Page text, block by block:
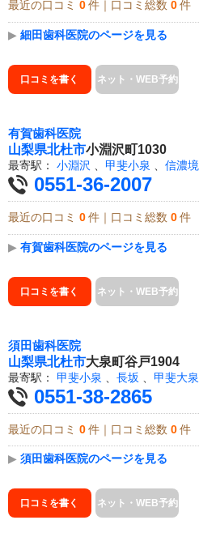
最近の口コミ 0 件｜口コミ総数 0 件
▶ 細田歯科医院のページを見る
口コミを書く ネット・WEB予約
有賀歯科医院
山梨県北杜市小淵沢町1030
最寄駅： 小淵沢 甲斐小泉 信濃境
0551-36-2007
最近の口コミ 0 件｜口コミ総数 0 件
▶ 有賀歯科医院のページを見る
口コミを書く ネット・WEB予約
須田歯科医院
山梨県北杜市大泉町谷戸1904
最寄駅： 甲斐小泉 長坂 甲斐大泉
0551-38-2865
最近の口コミ 0 件｜口コミ総数 0 件
▶ 須田歯科医院のページを見る
口コミを書く ネット・WEB予約